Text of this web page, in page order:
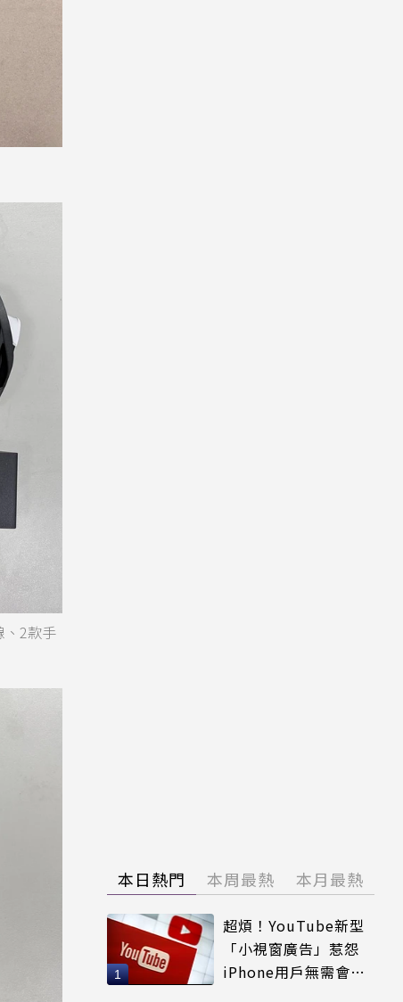
、2款手
本日熱門 本周最熱 本月最熱
超煩！YouTube新型
「小視窗廣告」惹怨
iPhone用戶無需會員